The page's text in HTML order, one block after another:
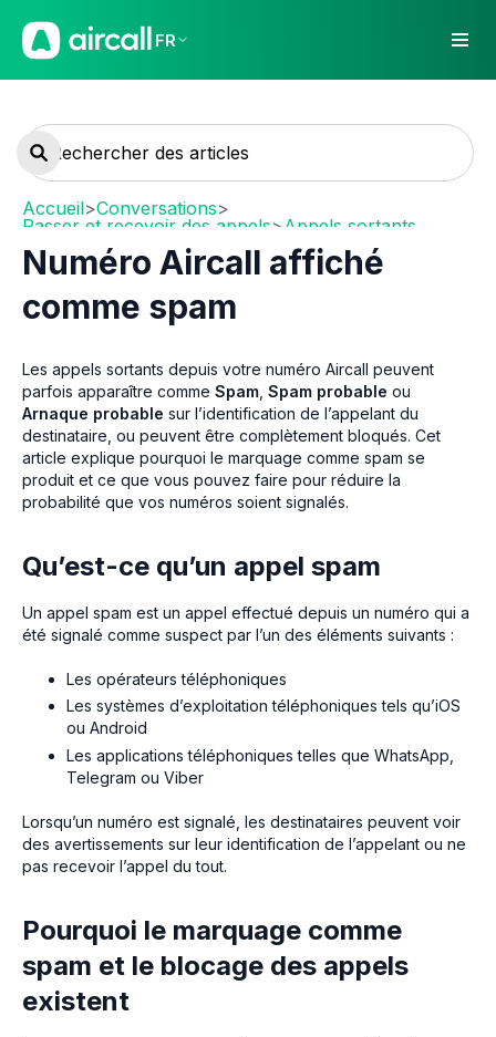
FR
Accueil>Conversations>
Passer et recevoir des appels> Appels sortants
Numéro Aircall affiché
comme spam
Les appels sortants depuis votre numéro Aircall peuvent
parfois apparaître comme Spam Spam probable ou
Arnaque probable sur l’identification de l’appelant du
destinataire, ou peuvent être complètement bloqués. Cet
article explique pourquoi le marquage comme spam se
produit et ce que vous pouvez faire pour réduire la
probabilité que vos numéros soient signalés.
Qu’est-ce qu’un appel spam
Un appel spam est un appel effectué depuis un numéro qui a
été signalé comme suspect par l’un des éléments suivants :
Les opérateurs téléphoniques
Les systèmes d’exploitation téléphoniques tels qu’iOS
ou Android
Les applications téléphoniques telles que WhatsApp,
Telegram ou Viber
Lorsqu’un numéro est signalé, les destinataires peuvent voir
des avertissements sur leur identification de l’appelant ou ne
pas recevoir l’appel du tout.
Pourquoi le marquage comme
spam et le blocage des appels
existent